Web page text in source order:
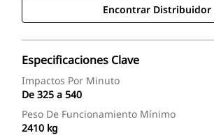
Encontrar Distribuidor
Especificaciones Clave
Impactos Por Minuto
De 325 a 540
Peso De Funcionamiento Mínimo
2410 kg